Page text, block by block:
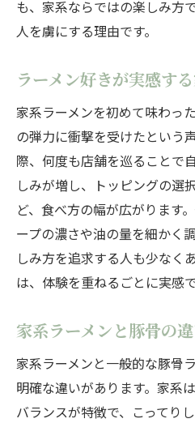
も、家系ならではの楽しみ方
人を虜にする理由です。
ラーメン好きが実感す
家系ラーメンを初めて味わっ
の弾力に衝撃を受けたという
際、何度も店舗を巡ることで
しみが増し、トッピングの選
ど、食べ方の幅が広がります
ープの濃さや油の量を細かく
しみ方を追求する人も少なく
は、体験を重ねるごとに実感で
家系ラーメンと豚骨の
家系ラーメンと一般的な豚骨
明確な違いがあります。家系
バランスが特徴で、こってり